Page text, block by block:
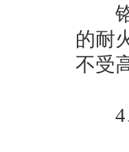
铬
的耐
不受
4、